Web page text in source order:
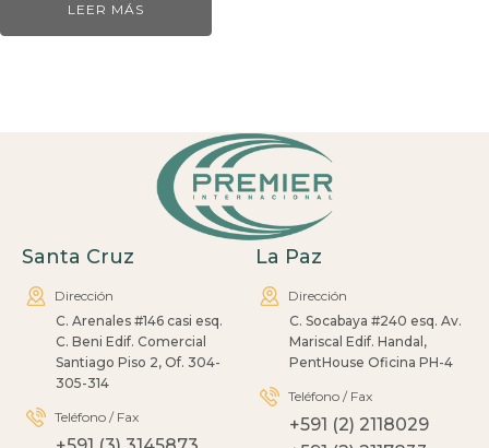
LEER MÁS
Santa Cruz
Dirección
C. Arenales #146 casi esq.
C. Beni Edif. Comercial
Santiago Piso 2, Of. 304-
305-314
Teléfono / Fax
La Paz
Dirección
C. Socabaya #240 esq. Av.
Mariscal Edif. Handal,
PentHouse Oficina PH-4
Teléfono / Fax
+591 (2) 2118029